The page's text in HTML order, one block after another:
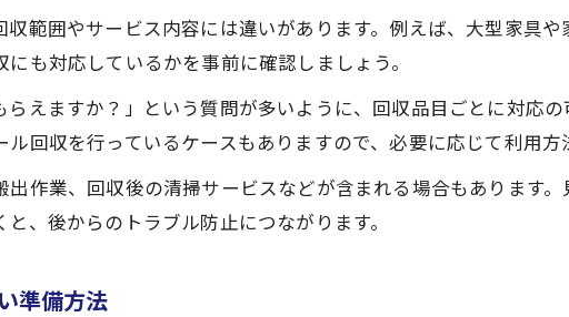
範囲やサービス内容には違いがあります。例えば、大型家具
も対応しているかを事前に確認しましょう。
えますか？」という質問が多いように、回収品目ごとに対応
回収を行っているケースもありますので、必要に応じて利用方
作業、回収後の清掃サービスなどが含まれる場合もあります
、後からのトラブル防止につながります。
準備方法